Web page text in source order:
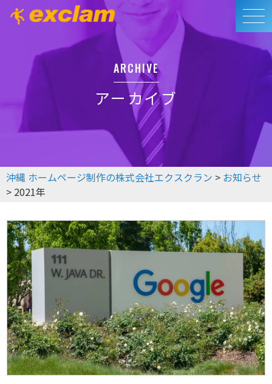
ARCHIVE
アーカイブ
沖縄 ホームページ制作の株式会社エクスクラン > お知らせ
> 2021年